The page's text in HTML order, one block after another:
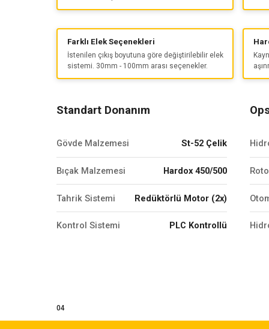
Farklı Elek Seçenekleri
İstenilen çıkış boyutuna göre değiştirilebilir elek
sistemi. 30mm - 100mm arası seçenekler.
Standart Donanım
Gövde Malzemesi St-52 Çelik
Bıçak Malzemesi Hardox 450/500
Tahrik Sistemi Redüktörlü Motor (2x)
Kontrol Sistemi PLC Kontrollü
04